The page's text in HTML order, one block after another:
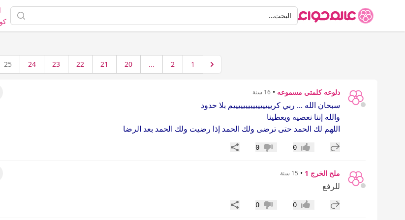
البحثالبحث…
1
2
...
20
21
22
23
24
25
دلوعه كلمتي مسموعه • 16 سنة
سبحان الله ... ربي كرييييييييييييييييم بلا حدود
والله إننا نعصيه ويعطينا
اللهم لك الحمد حتى ترضى ولك الحمد إذا رضيت ولك الحمد بعد الرضا
إضافة رد جديد
إعجاب0 عدم إعجاب
0 مشاركة
ملح الخرج 1 • 15 سنة
للرفع
إضافة رد جديد
إعجاب0 عدم إعجاب
0 مشاركة